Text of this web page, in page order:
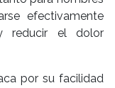
efectivamente
reducir el dolor
por su facilidad